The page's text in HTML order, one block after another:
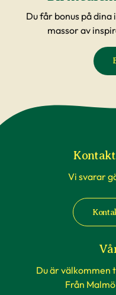
Du får bonus på
massor av
Vi svarar
Du är välkommen
Från